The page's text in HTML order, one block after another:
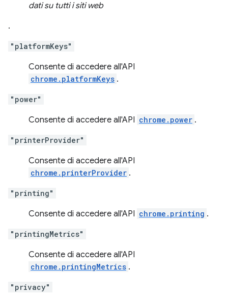
dati su tutti i siti web
.
"platformKeys"
Consente di accedere all'API
chrome.platformKeys .
"power"
Consente di accedere all'API chrome.power .
"printerProvider"
Consente di accedere all'API
chrome.printerProvider .
"printing"
Consente di accedere all'API chrome.printing .
"printingMetrics"
Consente di accedere all'API
chrome.printingMetrics .
"privacy"